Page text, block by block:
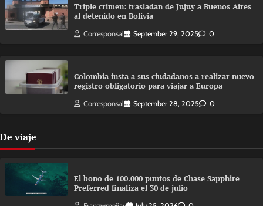
Triple crimen: trasladan de Jujuy a Buenos Aires
al detenido en Bolivia
Corresponsal September 29, 2025 0
Colombia insta a sus ciudadanos a realizar nuevo
registro obligatorio para viajar a Europa
Corresponsal September 28, 2025 0
De viaje
El bono de 100.000 puntos de Chase Sapphire
Preferred finaliza el 30 de julio